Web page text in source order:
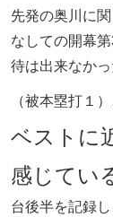
先発の奥川に
なしての開幕
待は出来なか
（被本塁打１
ベストに
感じてい
台後半を記録